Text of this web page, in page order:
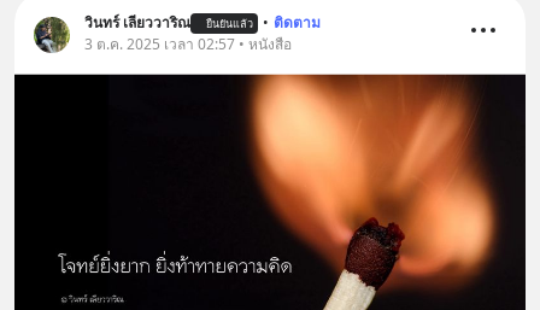
วินทร์ เลียววาริณ ยืนยันแล้ว • ติดตาม
3 ต.ค. 2025 เวลา 02:57 • หนังสือ